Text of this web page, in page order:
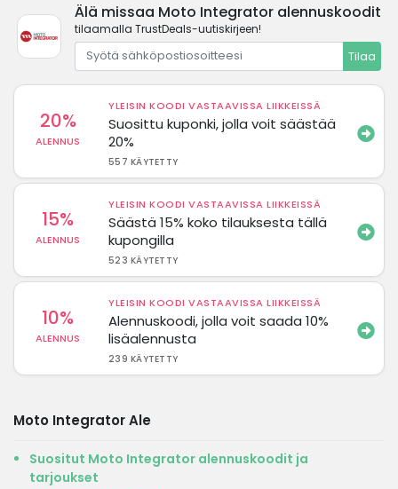
Älä missaa Moto Integrator alennuskoodit
tilaamalla TrustDeals-uutiskirjeen!
Tilaa
20%
ALENNUS
YLEISIN KOODI VASTAAVISSA LIIKKEISSÄ
Suosittu kuponki, jolla voit säästää
20%
557 KÄYTETTY
15%
ALENNUS
YLEISIN KOODI VASTAAVISSA LIIKKEISSÄ
Säästä 15% koko tilauksesta tällä
kupongilla
523 KÄYTETTY
10%
ALENNUS
YLEISIN KOODI VASTAAVISSA LIIKKEISSÄ
Alennuskoodi, jolla voit saada 10%
lisäalennusta
239 KÄYTETTY
Moto Integrator Ale
Suositut Moto Integrator alennuskoodit ja
tarjoukset